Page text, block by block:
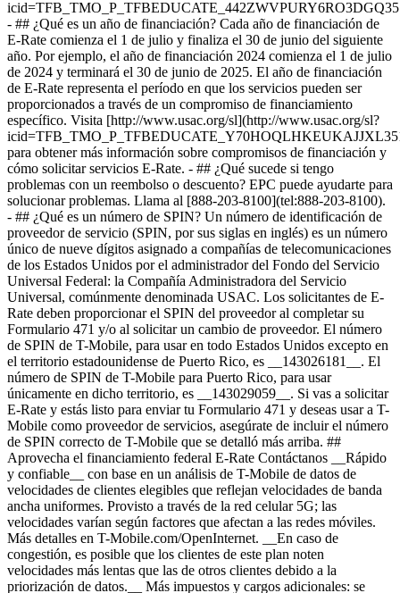
- ## ¿Qué es un año de financiación? Cada año de financiación de
E-Rate comienza el 1 de julio y finaliza el 30 de junio del siguiente
año. Por ejemplo, el año de financiación 2024 comienza el 1 de julio
de 2024 y terminará el 30 de junio de 2025. El año de financiación
de E-Rate representa el período en que los servicios pueden ser
proporcionados a través de un compromiso de financiamiento
específico. Visita [http://www.usac.org/sl](http://www.usac.org/sl?
para obtener más información sobre compromisos de financiación y
cómo solicitar servicios E-Rate. - ## ¿Qué sucede si tengo
problemas con un reembolso o descuento? EPC puede ayudarte para
solucionar problemas. Llama al [888-203-8100](tel:888-203-8100).
- ## ¿Qué es un número de SPIN? Un número de identificación de
proveedor de servicio (SPIN, por sus siglas en inglés) es un número
único de nueve dígitos asignado a compañías de telecomunicaciones
de los Estados Unidos por el administrador del Fondo del Servicio
Universal Federal: la Compañía Administradora del Servicio
Universal, comúnmente denominada USAC. Los solicitantes de E-
Rate deben proporcionar el SPIN del proveedor al completar su
Formulario 471 y/o al solicitar un cambio de proveedor. El número
de SPIN de T-Mobile, para usar en todo Estados Unidos excepto en
el territorio estadounidense de Puerto Rico, es __143026181__. El
número de SPIN de T-Mobile para Puerto Rico, para usar
únicamente en dicho territorio, es __143029059__. Si vas a solicitar
E-Rate y estás listo para enviar tu Formulario 471 y deseas usar a T-
Mobile como proveedor de servicios, asegúrate de incluir el número
de SPIN correcto de T-Mobile que se detalló más arriba. ##
Aprovecha el financiamiento federal E-Rate Contáctanos __Rápido
y confiable__ con base en un análisis de T-Mobile de datos de
velocidades de clientes elegibles que reflejan velocidades de banda
ancha uniformes. Provisto a través de la red celular 5G; las
velocidades varían según factores que afectan a las redes móviles.
Más detalles en T-Mobile.com/OpenInternet. __En caso de
congestión, es posible que los clientes de este plan noten
velocidades más lentas que las de otros clientes debido a la
priorización de datos.__ Más impuestos y cargos adicionales: se